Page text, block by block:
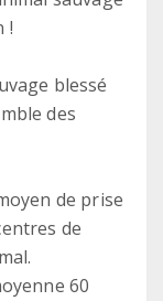
!
blessé
des
de prise
de
60